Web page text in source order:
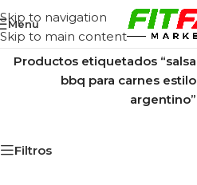
Skip to navigation
Skip to main content
Menu
Inicio/
Productos etiquetados “salsa
bbq para carnes estilo
argentino”
Filtros